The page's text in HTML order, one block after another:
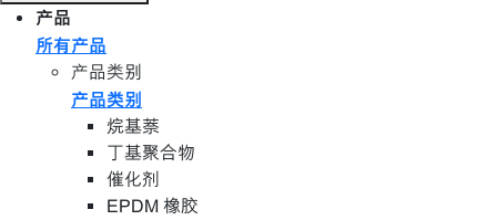
产品
所有产品
产品类别
产品类别
烷基萘
丁基聚合物
催化剂
EPDM 橡胶